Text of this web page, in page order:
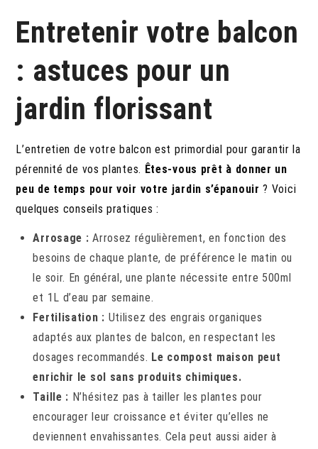
Entretenir votre balcon
: astuces pour un
jardin florissant
L’entretien de votre balcon est primordial pour garantir la
pérennité de vos plantes. Êtes-vous prêt à donner un
peu de temps pour voir votre jardin s’épanouir ? Voici
quelques conseils pratiques :
Arrosage : Arrosez régulièrement, en fonction des
besoins de chaque plante, de préférence le matin ou
le soir. En général, une plante nécessite entre 500ml
et 1L d’eau par semaine.
Fertilisation : Utilisez des engrais organiques
adaptés aux plantes de balcon, en respectant les
dosages recommandés. Le compost maison peut
enrichir le sol sans produits chimiques.
Taille : N’hésitez pas à tailler les plantes pour
encourager leur croissance et éviter qu’elles ne
deviennent envahissantes. Cela peut aussi aider à